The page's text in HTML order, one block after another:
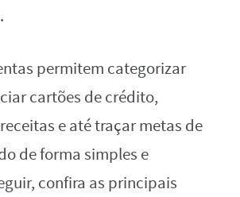
permitem categorizar
cartões de crédito,
e até traçar metas de
de forma simples e
confira as principais